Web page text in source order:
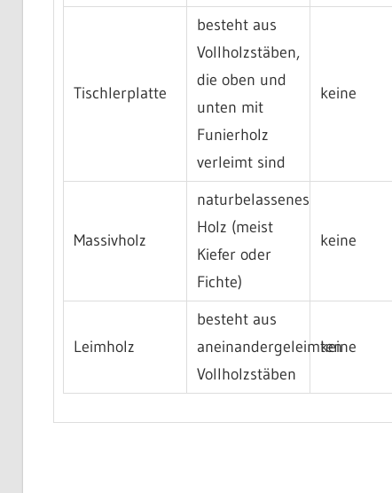
Tischlerplatte
besteht aus
Vollholzstäben,
die oben und
unten mit
Funierholz
verleimt sind
keine
Massivholz
naturbelassenes
Holz (meist
Kiefer oder
Fichte)
keine
Leimholz
besteht aus
aneinandergeleimten
Vollholzstäben
keine